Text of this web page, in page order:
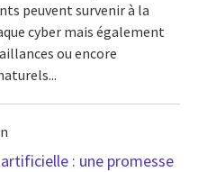
peuvent survenir à la
cyber mais également
ou encore
: une promesse